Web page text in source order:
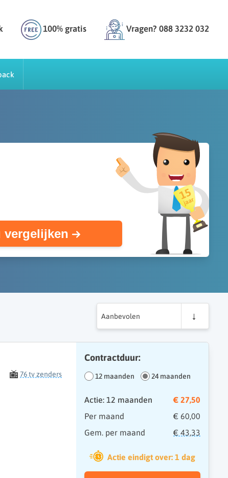
100% gratis Vragen? 088 3232 032
vergelijken
Aanbevolen
76 tv zenders
Contractduur:
12 maanden 24 maanden
Actie: 12 maanden
€ 27,50
Per maand
€ 60,00
Gem. per maand
€ 43,33
Actie eindigt over: 1 dag